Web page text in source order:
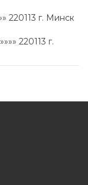
220113 г. Минск
220113 г.